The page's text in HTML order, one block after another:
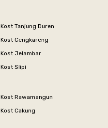
Kost Tanjung Duren
Kost Cengkareng
Kost Jelambar
Kost Slipi
Kost Rawamangun
Kost Cakung